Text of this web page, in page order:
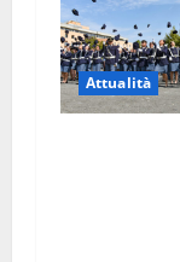
Attualità